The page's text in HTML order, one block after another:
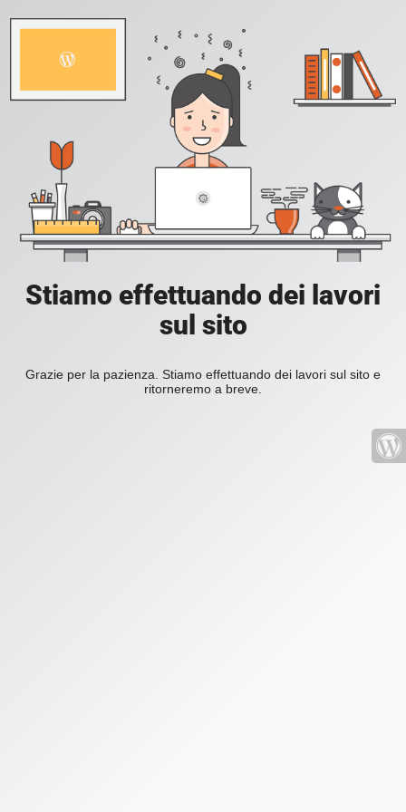
Stiamo effettuando dei lavori
sul sito
Grazie per la pazienza. Stiamo effettuando dei lavori sul sito e
ritorneremo a breve.